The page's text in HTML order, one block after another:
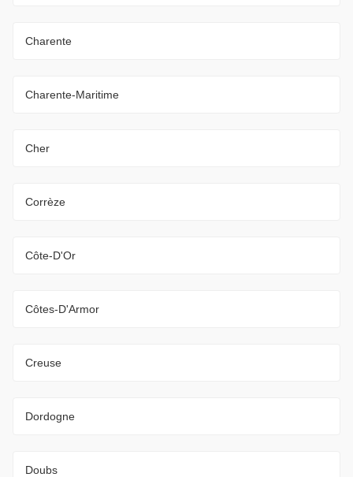
Charente
Charente-Maritime
Cher
Corrèze
Côte-D'Or
Côtes-D'Armor
Creuse
Dordogne
Doubs